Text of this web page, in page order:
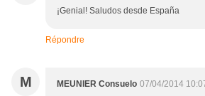
¡Genial! Saludos desde España
Répondre
M MEUNIER Consuelo 07/04/2014